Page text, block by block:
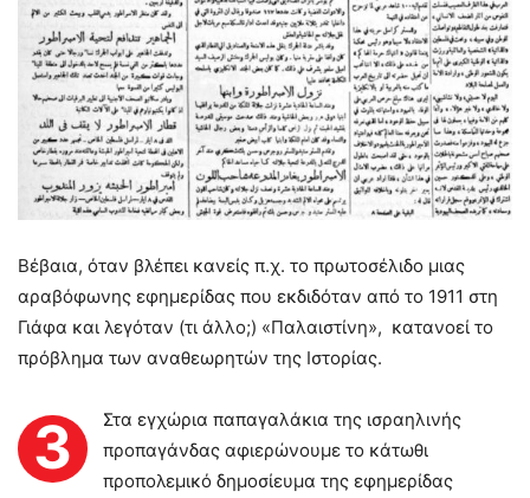
Βέβαια, όταν βλέπει κανείς π.χ. το πρωτοσέλιδο μιας
αραβόφωνης εφημερίδας που εκδιδόταν από το 1911 στη
Γιάφα και λεγόταν (τι άλλο;) «Παλαιστίνη», κατανοεί το
πρόβλημα των αναθεωρητών της Ιστορίας.
3
Στα εγχώρια παπαγαλάκια της ισραηλινής
προπαγάνδας αφιερώνουμε το κάτωθι
προπολεμικό δημοσίευμα της εφημερίδας